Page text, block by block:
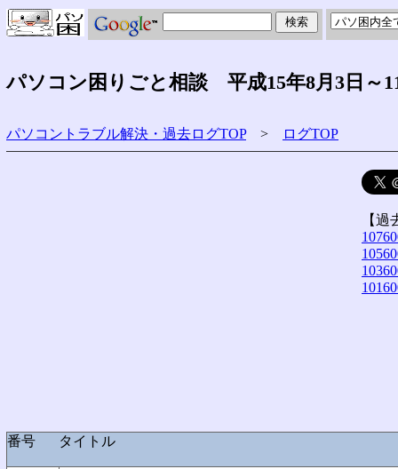
パソコン困りごと相談 平成15年8月3日～
パソコントラブル解決・過去ログTOP> ログTOP
【
番号 タイトル